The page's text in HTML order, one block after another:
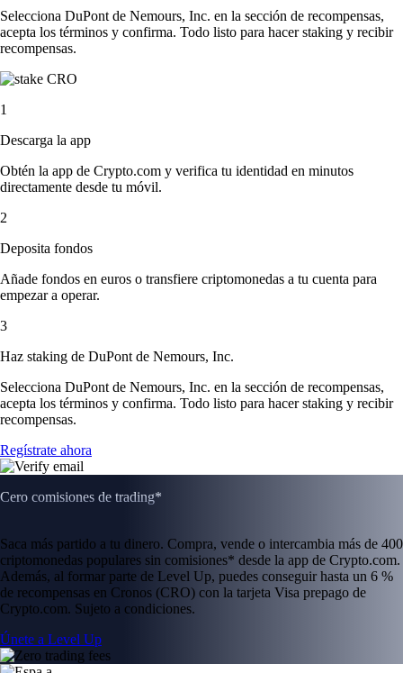
Selecciona DuPont de Nemours, Inc. en la sección de recompensas,
acepta los términos y confirma. Todo listo para hacer staking y recibir
recompensas.
1
Descarga la app
Obtén la app de Crypto.com y verifica tu identidad en minutos
directamente desde tu móvil.
2
Deposita fondos
Añade fondos en euros o transfiere criptomonedas a tu cuenta para
empezar a operar.
3
Haz staking de DuPont de Nemours, Inc.
Selecciona DuPont de Nemours, Inc. en la sección de recompensas,
acepta los términos y confirma. Todo listo para hacer staking y recibir
recompensas.
Regístrate ahora
Cero comisiones de trading*
Saca más partido a tu dinero. Compra, vende o intercambia más de 400
criptomonedas populares sin comisiones* desde la app de Crypto.com.
Además, al formar parte de Level Up, puedes conseguir hasta un 6 %
de recompensas en Cronos (CRO) con la tarjeta Visa prepago de
Crypto.com. Sujeto a condiciones.
Únete a Level Up